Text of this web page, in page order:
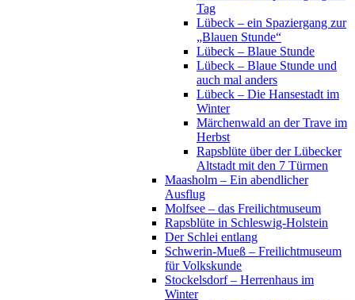
Tag
Lübeck – ein Spaziergang zur
„Blauen Stunde“
Lübeck – Blaue Stunde
Lübeck – Blaue Stunde und
auch mal anders
Lübeck – Die Hansestadt im
Winter
Märchenwald an der Trave im
Herbst
Rapsblüte über der Lübecker
Altstadt mit den 7 Türmen
Maasholm – Ein abendlicher
Ausflug
Molfsee – das Freilichtmuseum
Rapsblüte in Schleswig-Holstein
Der Schlei entlang
Schwerin-Mueß – Freilichtmuseum
für Volkskunde
Stockelsdorf – Herrenhaus im
Winter